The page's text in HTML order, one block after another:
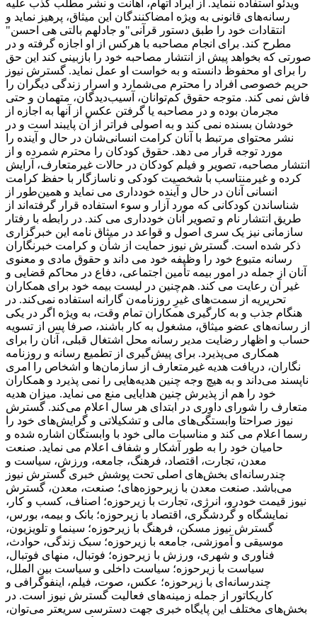
ویدئو استفاده ننماید. از ایراد اتهام، اهانت و نشر مطلب کذب علیه
رسانه‌های قانونی به ‌ویژه امضاکنندگان این میثاق، پرهیز نماید و
انتقادات‌ خود را طبق دستور قرآنی"و جادلهم بالتی هی احسن"
مطرح کند. برای انجام مصاحبه با هرکس از او اجازه گرفته و در
صورتی که بخواهد پیش از انتشار مصاحبه خود را بازبینی کند این حق
را برای او محفوظ دانسته و به خواست او عمل نماید. گسترش نیوز
حریم خصوصی افراد را محترم می‌شمارد و اسرار زندگی دیگران را
فاش نمی کند. متوجه حقوق کم‌توانان، آسیب‌دیدگان، متهمان و حتی
مجرمان بوده و در مصاحبه یا گرفتن عکس از آنها به اجازه از
خودشان بسنده نمی کند و به اصولی فراتر از آن پایبند است و در
نشر محتوای مرتبط با آنان کرامت انسانی‌شان در حال و آینده را
مورد توجه قرار می دهد. حقوق کودکان را محترم شمرده و از
انتشار مصاحبه، تصویر و فیلم کودکان در حالات غیرمتعارف، آرایش
کرده و غیرمنتاسب با شخصیت کودکی و ناسازگار با حفظ کرامت
انسانی آنان در حال و آینده خودداری می نماید و همین‌طور از
شناساندن کودکانی که مورد آزار و سوء استفاده قرار گرفته‌اند از
طریق انتشار نام و تصویر آنان خودداری می کند. در رابطه با رفتار
سازمانی نیز یک سری اصول و قواعد در میثاق نامه این خبرگزاری
ذکر شده است. گسترش نیوز حمایت از شأن و کرامت خبرنگاران
رسانه متبوع خود را وظیفه خود می داند و حقوق مادی و معنوی
آنان از جمله در امور بیمه تأمین اجتماعی، دفاع در محاکم قضایی و
غیر آن رعایت می کند. هم‌چنین در لیست بیمه خود برای همکاران
تحریریه از سمت‌های غیرِ روزنامه‌ن گارانه استفاده نمی‌کند. در
هنگام جذب و به کارگیری همکاران تمام وقت، به ‌ویژه اگر در یکی
از رسانه‌های عضو میثاق، مشغول به کار باشند، صرفا پس از تسویه‌
حساب و اظهار رضایت مدیر رسانه محل اشتغال قبلی، آنان را برای
همکاری می‌پذیرد. برای پیش‌گیری از تطمیع رسانه و روزنامه
‌نگاران، دریافت هدیه غیرمتعارف از سازمان‌ها و اشخاص را امری
ناپسند می‌داند و به ‌هیچ ‌وجه چنین هدیه‌هایی را نمی پذیرد و همکاران
خود را هم از پذیرش چنین هدایایی منع می نماید. میزان هدیه
متعارف را شورای داوری در ابتدای هر سال اعلام می‌کند. گسترش
نیوز صراحتا وابستگی‌های مالی و تشکیلاتی و گرایش‌های خود را
رسما اعلام می کند و مناسبات مالی خود با وابستگان اشاره شده و
حامیان خود را به ‌طور آشکار و شفاف اعلام می نماید. صنعت
معدن، تجارت، اقتصاد، فرهنگ، جامعه، ورزش، سیاست و
چندرسانه‌ای بخش‌های اصلی تحت پوشش خبری گسترش نیوز
می‌باشد. صنعت معدن با زیرحوزه‌های؛ صنعت، معدن، گسترش
نیوز قیمت خودرو، انرژی، تجارت با زیرحوزه؛ اصناف، کسب و کار،
نمایشگاه و گردشگری، اقتصاد با زیرحوزه؛ بانک و بیمه، بورس،
گسترش نیوز مسکن، فرهنگ با زیرحوزه؛ سینما و تلویزیون،
موسیقی و آموزشی، جامعه با زیرحوزه؛ سبک زندگی، حوادث،
فناوری و شهری، ورزش با زیرحوزه؛ فوتبال، منهای فوتبال،
سیاست با زیرحوزه؛ سیاست داخلی و سیاست بین الملل،
چندرسانه‌ای با زیرحوزه؛ عکس، صوت، فیلم، اینفوگرافی و
کاریکاتور از جمله زمینه‌های فعالیت گسترش نیوز است. در
بخش‌های مختلف این پایگاه خبری جهت دسترسی سریعتر می‌توان،